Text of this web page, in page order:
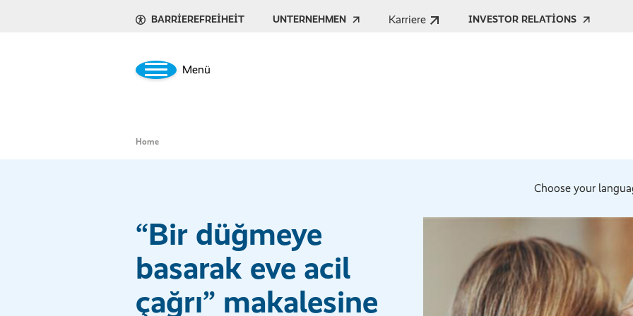
BARRIEREFREIHEIT UNTERNEHMEN Karriere INVESTOR RELATIONS
Menü
Home
Choose your
“Bir düğmeye
basarak eve acil
çağrı” makalesine